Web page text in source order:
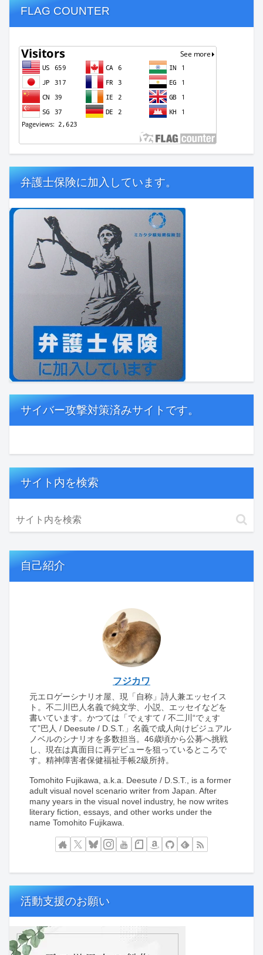
FLAG COUNTER
弁護士保険に加入しています。
サイバー攻撃対策済みサイトです。
サイト内を検索
自己紹介
フジカワ
元エロゲーシナリオ屋、現「自称」詩人兼エッセイス
ト。不二川巴人名義で純文学、小説、エッセイなどを
書いています。かつては「でぇすて / 不二川“でぇす
て”巴人 / Deesute / D.S.T.」名義で成人向けビジュアル
ノベルのシナリオを多数担当。46歳頃から公募へ挑戦
し、現在は真面目に再デビューを狙っているところで
す。精神障害者保健福祉手帳2級所持。
Tomohito Fujikawa, a.k.a. Deesute / D.S.T., is a former
adult visual novel scenario writer from Japan. After
many years in the visual novel industry, he now writes
literary fiction, essays, and other works under the
name Tomohito Fujikawa.
活動支援のお願い